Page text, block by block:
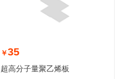
￥35
超高分子量聚乙烯板